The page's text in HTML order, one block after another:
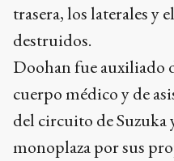
trasera, los laterales y
destruidos.
Doohan fue auxiliado
cuerpo médico y de
del circuito de Suzuka
monoplaza por sus